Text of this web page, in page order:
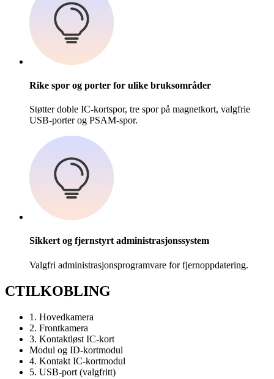
Rike spor og porter for ulike bruksområder
Støtter doble IC-kortspor, tre spor på magnetkort, valgfrie
USB-porter og PSAM-spor.
Sikkert og fjernstyrt administrasjonssystem
Valgfri administrasjonsprogramvare for fjernoppdatering.
CTILKOBLING
1. Hovedkamera
2. Frontkamera
3. Kontaktløst IC-kort
Modul og ID-kortmodul
4. Kontakt IC-kortmodul
5. USB-port (valgfritt)